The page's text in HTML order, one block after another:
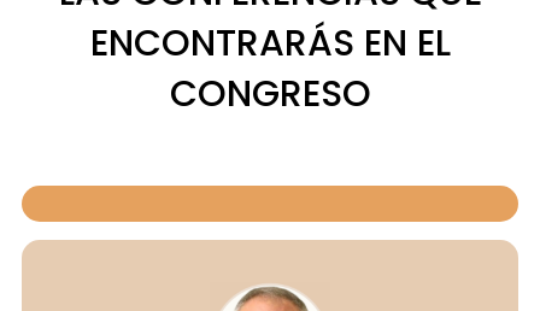
ENCONTRARÁS EN EL
CONGRESO